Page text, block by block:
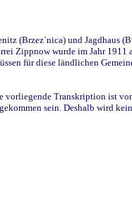
(Brzez`nica) und Jagdhaus
Zippnow wurde im Jahr
für diese ländlichen
vorliegende Transkription ist
sein. Deshalb wird